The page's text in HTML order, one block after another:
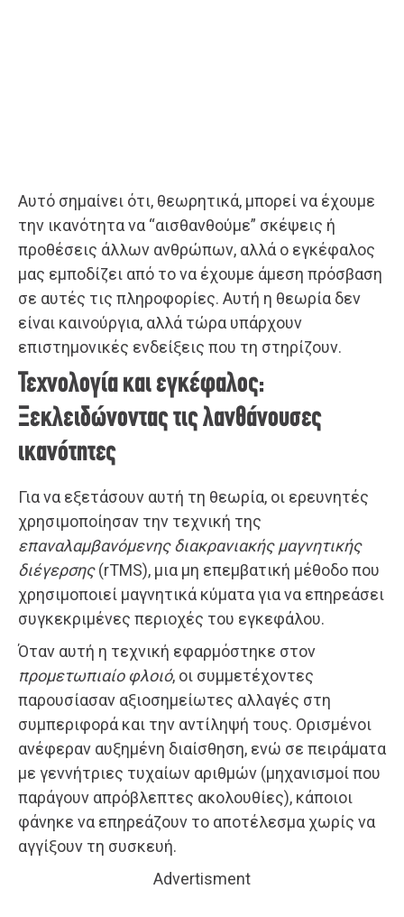
Αυτό σημαίνει ότι, θεωρητικά, μπορεί να έχουμε
την ικανότητα να “αισθανθούμε” σκέψεις ή
προθέσεις άλλων ανθρώπων, αλλά ο εγκέφαλος
μας εμποδίζει από το να έχουμε άμεση πρόσβαση
σε αυτές τις πληροφορίες. Αυτή η θεωρία δεν
είναι καινούργια, αλλά τώρα υπάρχουν
επιστημονικές ενδείξεις που τη στηρίζουν.
Τεχνολογία και εγκέφαλος:
Ξεκλειδώνοντας τις λανθάνουσες
ικανότητες
Για να εξετάσουν αυτή τη θεωρία, οι ερευνητές
χρησιμοποίησαν την τεχνική της
επαναλαμβανόμενης διακρανιακής μαγνητικής
διέγερσης(rTMS), μια μη επεμβατική μέθοδο που
χρησιμοποιεί μαγνητικά κύματα για να επηρεάσει
συγκεκριμένες περιοχές του εγκεφάλου.
Όταν αυτή η τεχνική εφαρμόστηκε στον
προμετωπιαίο φλοιό, οι συμμετέχοντες
παρουσίασαν αξιοσημείωτες αλλαγές στη
συμπεριφορά και την αντίληψή τους. Ορισμένοι
ανέφεραν αυξημένη διαίσθηση, ενώ σε πειράματα
με γεννήτριες τυχαίων αριθμών (μηχανισμοί που
παράγουν απρόβλεπτες ακολουθίες), κάποιοι
φάνηκε να επηρεάζουν το αποτέλεσμα χωρίς να
αγγίξουν τη συσκευή.
Advertisment